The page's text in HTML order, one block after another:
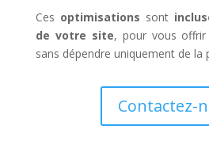
Ces optimisations sont
de votre site, pour vous offrir
sans dépendre uniquement de la
Contactez-